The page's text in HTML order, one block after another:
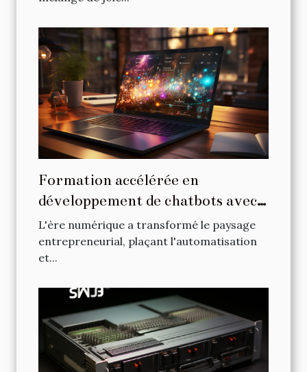
Formation accélérée en
développement de chatbots avec
ChatGPT pour les entrepreneurs
L'ère numérique a transformé le paysage
entrepreneurial, plaçant l'automatisation
et...